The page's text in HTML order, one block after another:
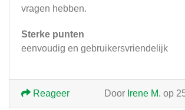
vragen hebben.
Sterke punten
eenvoudig en gebruikersvriendelijk
Door Irene M. op
Reageer